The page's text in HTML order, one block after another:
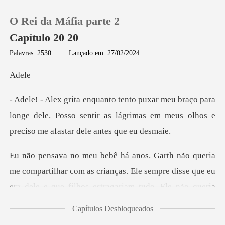
Loja
Histórico
Sair
O Rei da Máfia parte 2
Capítulo 20 20
Palavras: 2530 |Lançado em: 27/02/2024
d
para
longe dele. Posso sentir as lágrimas em meus o
artilhar com as crianças. Ele sempre disse que eu
era dele e
Capítulos Desbloqueados